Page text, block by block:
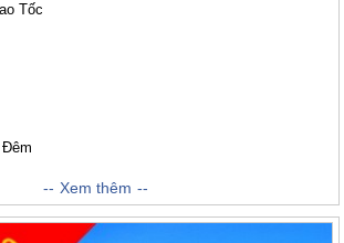
Tốc
giá trị văn hoá, lịch sử như Minh Châu, Sơn
cho khách thăm quan trải nghiệm cảm giác thú
Xem thêm